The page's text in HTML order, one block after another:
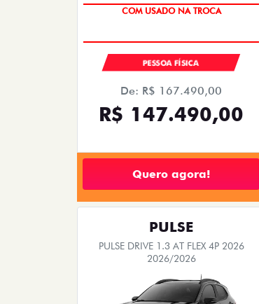
COM USADO NA TROCA
PESSOA FÍSICA
De: R$ 167.490,00
R$ 147.490,00
Quero agora!
PULSE
PULSE DRIVE 1.3 AT FLEX 4P 2026
2026/2026